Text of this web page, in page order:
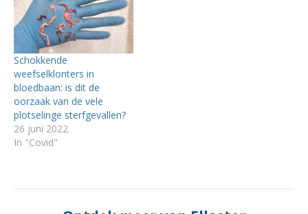
Schokkende
weefselklonters in
bloedbaan: is dit de
oorzaak van de vele
plotselinge sterfgevallen?
26 juni 2022
In "Covid"